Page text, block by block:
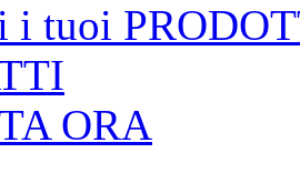
i tuoi
ORA